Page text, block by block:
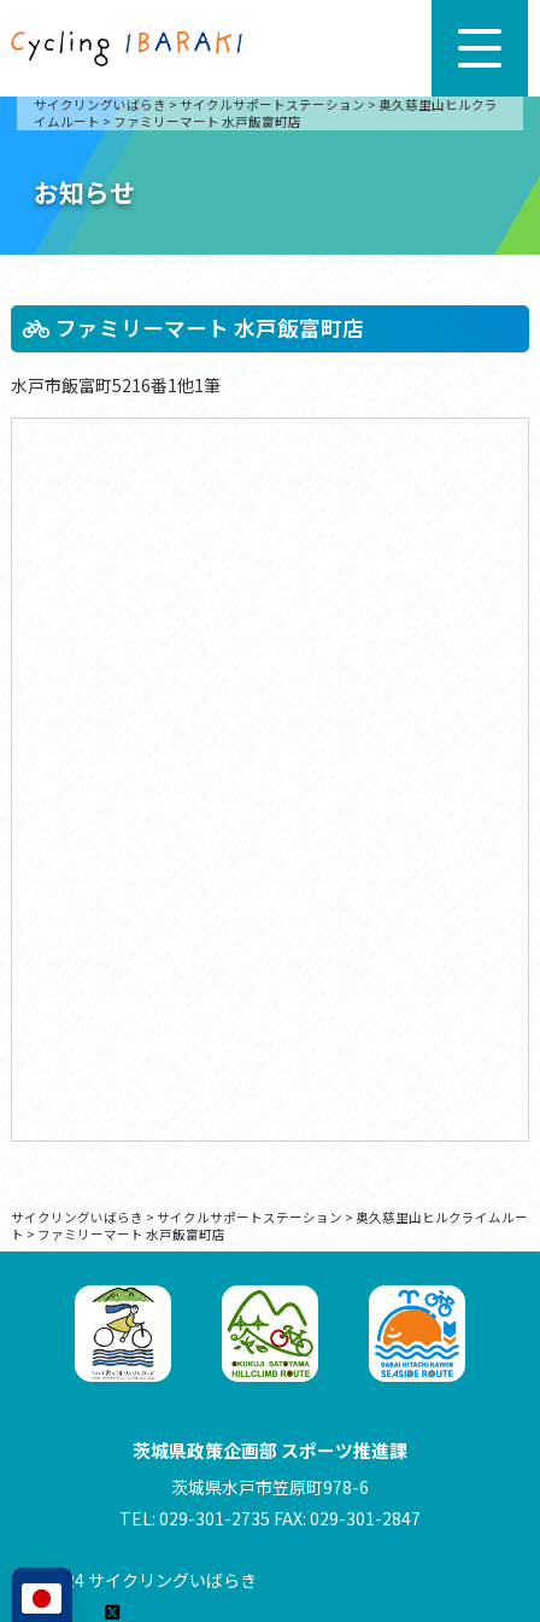
サイクリングいばらき > サイクルサポートステーション > 奥久慈里山ヒルクラ
イムルート >ファミリーマート 水戸飯富町店
お知らせ
ファミリーマート 水戸飯富町店
水戸市飯富町5216番1他1筆
サイクリングいばらき > サイクルサポートステーション > 奥久慈里山ヒルクライムルー
ト > ファミリーマート 水戸飯富町店
茨城県政策企画部 スポーツ推進課
茨城県水戸市笠原町978-6
TEL: 029-301-2735 FAX: 029-301-2847
© 2024 サイクリングいばらき